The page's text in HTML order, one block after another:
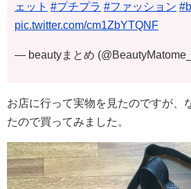
ェット #プチプラ #ファッション
pic.twitter.com/cm1ZbYTQNF
— beautyまとめ
お店に行って実物を見たのですが、
たので買ってみました。